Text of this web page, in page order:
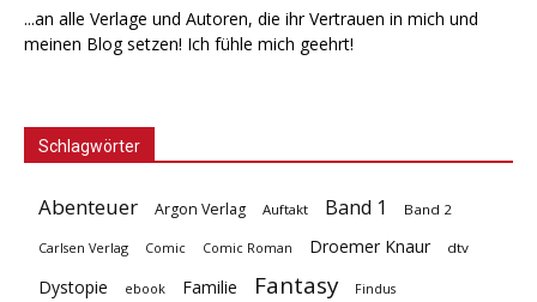
...an alle Verlage und Autoren, die ihr Vertrauen in mich und
meinen Blog setzen! Ich fühle mich geehrt!
Schlagwörter
Abenteuer Argon Verlag Auftakt Band 1 Band 2
Carlsen Verlag Comic Comic Roman Droemer Knaur dtv
Dystopie ebook Familie Fantasy Findus